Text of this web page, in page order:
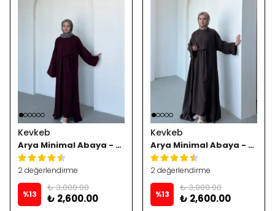
Kevkeb
Arya Minimal Abaya - Bordoo
2 değerlendirme
%13
₺ 3,000.00
₺ 2,600.00
Kevkeb
Arya Minimal Abaya - Kahve
2 değerlendirme
%13
₺ 3,000.00
₺ 2,600.00